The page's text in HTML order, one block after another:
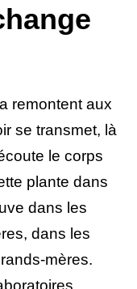
remontent aux
se transmet, là
le corps
plante dans
dans les
dans les
mères.